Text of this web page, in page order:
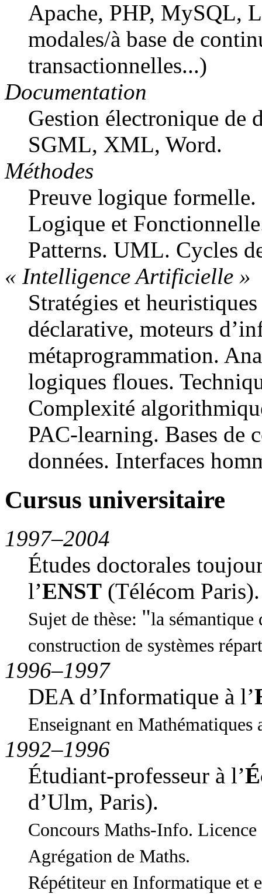
Apache, PHP, MySQL,
modales/à base de
transactionnelles...)
Documentation
Gestion électronique de
SGML, XML, Word.
Méthodes
Preuve logique
Logique et
Patterns. UML. Cycles
« Intelligence Artificielle »
Stratégies et
déclarative, moteurs
métaprogrammation.
logiques floues.
Complexité
PAC-learning. Bases de
données. Interfaces
Cursus universitaire
1997–2004
Études doctorales
l’ENST (Télécom Paris).
Sujet de thèse:
la sémantique
construction de systèmes
1996–1997
DEA d’Informatique à l’
Enseignant en Mathématiques
1992–1996
Étudiant-professeur à l’
d’Ulm, Paris).
Concours Maths-Info.
Agrégation de Maths.
Répétiteur en Informatique et